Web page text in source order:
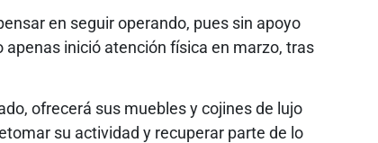
en seguir operando, pues sin apoyo
inició atención física en marzo, tras
ofrecerá sus muebles y cojines de lujo
su actividad y recuperar parte de lo